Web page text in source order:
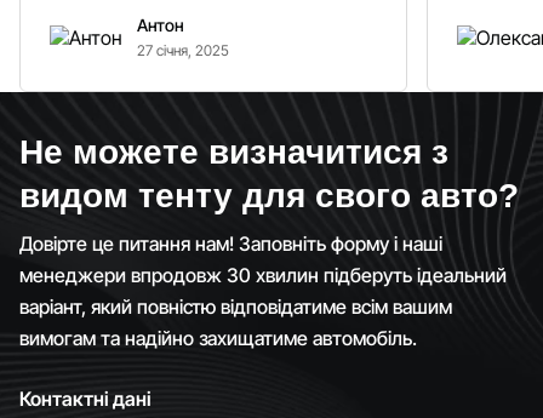
Рекомендую однозначно!
Антон
27 січня, 2025
Не можете визначитися з
видом тенту для свого авто?
Довірте це питання нам! Заповніть форму і наші
менеджери впродовж 30 хвилин підберуть ідеальний
варіант, який повністю відповідатиме всім вашим
вимогам та надійно захищатиме автомобіль.
Контактні дані